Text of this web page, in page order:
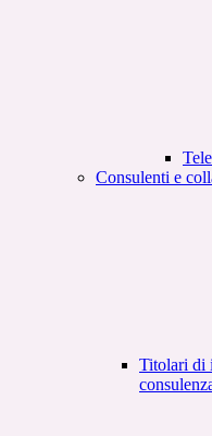
Consulenti e
Titolari di